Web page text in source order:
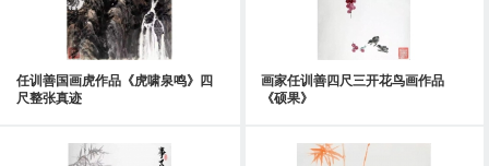
任训善国画虎作品《虎啸泉鸣》四
尺整张真迹
画家任训善四尺三开花鸟画作品
《硕果》